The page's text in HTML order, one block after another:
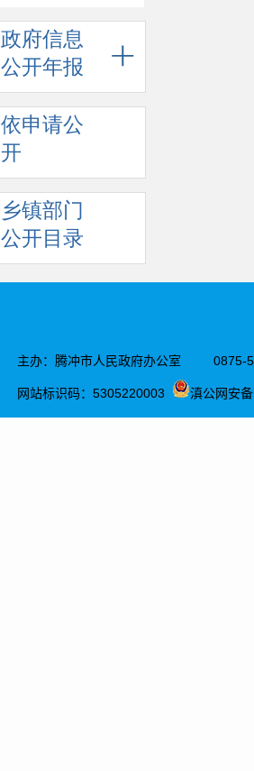
政府信息
公开年报
依申请公
开
乡镇部门
公开目录